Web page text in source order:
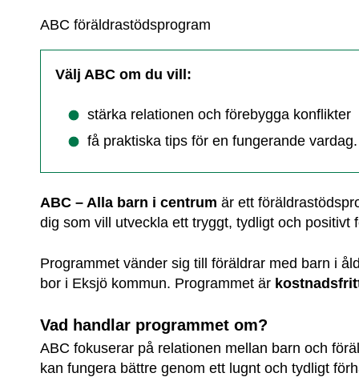
ABC föräldrastödsprogram
Välj ABC om du vill:
stärka relationen och förebygga konflikter
få praktiska tips för en fungerande vardag.
ABC – Alla barn i centrum är ett
dig som vill utveckla ett tryggt, tydligt och positivt
Programmet vänder sig till föräldrar med barn i
bor i Eksjö kommun. Programmet är
Vad handlar programmet om?
ABC fokuserar på relationen mellan barn och
kan fungera bättre genom ett lugnt och tydligt